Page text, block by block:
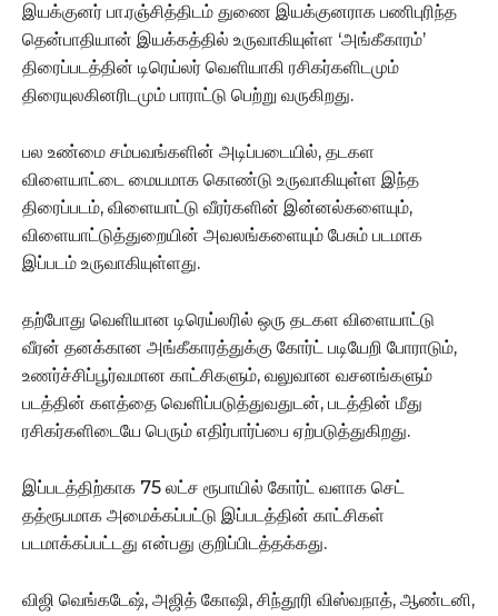
இயக்குனர் பா.ரஞ்சித்திடம் துணை இயக்குனராக பணிபுரிந்த
தென்பாதியான் இயக்கத்தில் உருவாகியுள்ள ‘அங்கீகாரம்’
திரைப்படத்தின் டிரெய்லர் வெளியாகி ரசிகர்களிடமும்
திரையுலகினரிடமும் பாராட்டு பெற்று வருகிறது.
பல உண்மை சம்பவங்களின் அடிப்படையில், தடகள
விளையாட்டை மையமாக கொண்டு உருவாகியுள்ள இந்த
திரைப்படம், விளையாட்டு வீரர்களின் இன்னல்களையும்,
விளையாட்டுத்துறையின் அவலங்களையும் பேசும் படமாக
இப்படம் உருவாகியுள்ளது.
தற்போது வெளியான டிரெய்லரில் ஒரு தடகள விளையாட்டு
வீரன் தனக்கான அங்கீகாரத்துக்கு கோர்ட் படியேறி போராடும்,
உணர்ச்சிப்பூர்வமான காட்சிகளும், வலுவான வசனங்களும்
படத்தின் களத்தை வெளிப்படுத்துவதுடன், படத்தின் மீது
ரசிகர்களிடையே பெரும் எதிர்பார்ப்பை ஏற்படுத்துகிறது.
இப்படத்திற்காக 75 லட்ச ரூபாயில் கோர்ட் வளாக செட்
தத்ரூபமாக அமைக்கப்பட்டு இப்படத்தின் காட்சிகள்
படமாக்கப்பட்டது என்பது குறிப்பிடத்தக்கது.
விஜி வெங்கடேஷ், அஜித் கோஷி, சிந்தூரி விஸ்வநாத், ஆண்டனி,